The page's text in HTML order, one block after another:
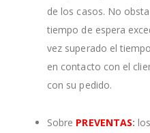
de los casos. No
tiempo de espera
vez superado el
en contacto con el
con su pedido.
Sobre PREVENTAS: